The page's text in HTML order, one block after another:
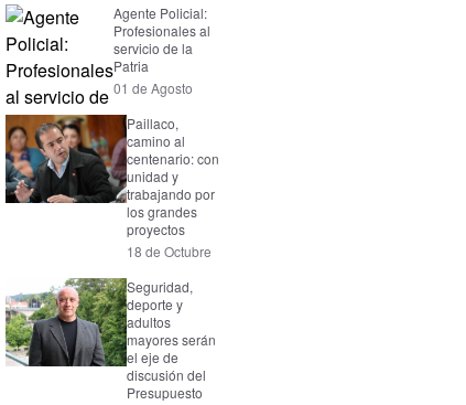
Agente Policial:
Profesionales al
servicio de la
Patria
01 de Agosto
Paillaco,
camino al
centenario: con
unidad y
trabajando por
los grandes
proyectos
18 de Octubre
Seguridad,
deporte y
adultos
mayores serán
el eje de
discusión del
Presupuesto